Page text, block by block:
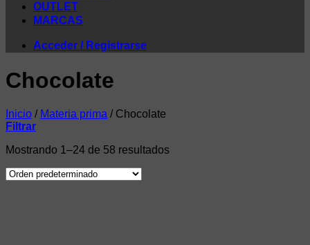
OUTLET
MARCAS
Acceder / Registrarse
Chocolate
Inicio / Materia prima /Chocolate
Filtrar
Mostrando 1–24 de 58 resultados